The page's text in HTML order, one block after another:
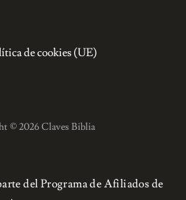
de cookies (UE)
© 2026 Claves Biblia
del Programa de Afiliados de